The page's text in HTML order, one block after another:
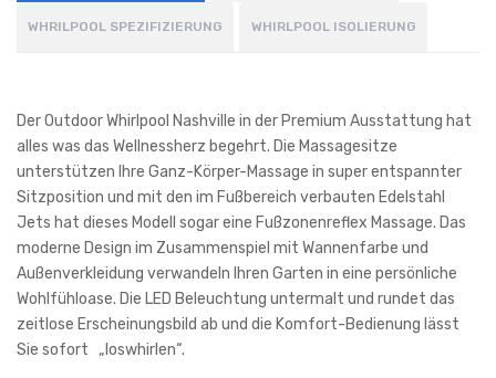
WHRILPOOL SPEZIFIZIERUNG WHIRLPOOL ISOLIERUNG
Der Outdoor Whirlpool Nashville in der Premium Ausstattung hat
alles was das Wellnessherz begehrt. Die Massagesitze
unterstützen Ihre Ganz-Körper-Massage in super entspannter
Sitzposition und mit den im Fußbereich verbauten Edelstahl
Jets hat dieses Modell sogar eine Fußzonenreflex Massage. Das
moderne Design im Zusammenspiel mit Wannenfarbe und
Außenverkleidung verwandeln Ihren Garten in eine persönliche
Wohlfühloase. Die LED Beleuchtung untermalt und rundet das
zeitlose Erscheinungsbild ab und die Komfort-Bedienung lässt
Sie sofort „loswhirlen“.